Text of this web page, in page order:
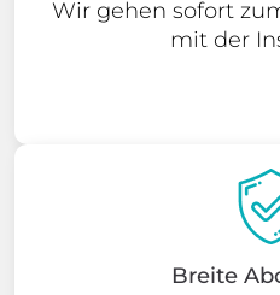
Wir gehen sofort
mit der
Breite